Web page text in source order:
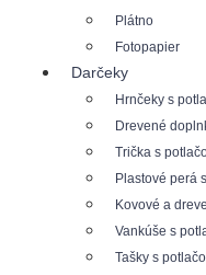
Plátno
Fotopapier
Darčeky
Hrnčeky s
Drevené
Trička s
Plastové perá
Kovové a
Vankúše s
Tašky s